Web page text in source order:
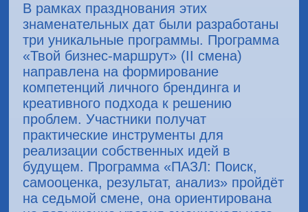
В рамках празднования этих
знаменательных дат были разработаны
три уникальные программы. Программа
«Твой бизнес-маршрут» (II смена)
направлена на формирование
компетенций личного брендинга и
креативного подхода к решению
проблем. Участники получат
практические инструменты для
реализации собственных идей в
будущем. Программа «ПАЗЛ: Поиск,
самооценка, результат, анализ» пройдёт
на седьмой смене, она ориентирована